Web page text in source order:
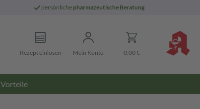
persönliche pharmazeutische Beratung
Rezept einlösen Mein Konto 0,00 €